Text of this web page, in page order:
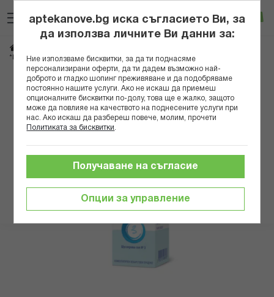
към
съдържанието
Вход
*ШУСЛЕРОВА СОЛ БОАРОН N3 ФЕРУМ ФОСФОРИКУМ D12 ТАБЛ. Х 80
Преминете
края
aptekanove.bg иска съгласието Ви, за
да използва личните Ви данни за:
Ние използваме бисквитки, за да ти поднасяме
персонализирани оферти, да ти дадем възможно най-
доброто и гладко шопинг преживяване и да подобряваме
постоянно нашите услуги. Ако не искаш да приемеш
опционалните бисквитки по-долу, това ще е жалко, защото
може да повлияе на качеството на поднесените услуги при
нас. Ако искаш да разбереш повече, молим, прочети
Политиката за бисквитки
Опции за управление
Получаване на съгласие